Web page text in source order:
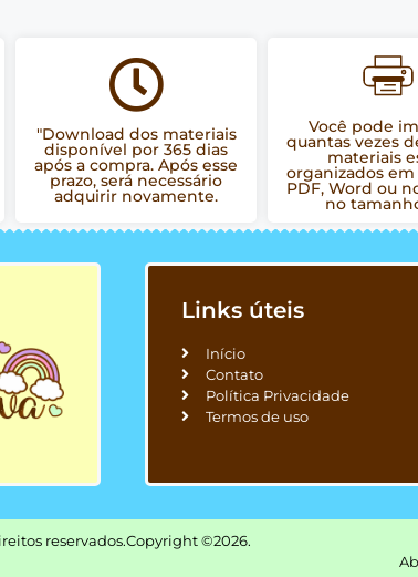
"Download dos materiais
disponível por 365 dias
após a compra. Após esse
prazo, será necessário
adquirir novamente.
Você pode
quantas vezes
materiais
organizados
PDF, Word ou
no
Links úteis
Início
Contato
Política Privacidade
Termos de uso
reservados.Copyright ©2026.